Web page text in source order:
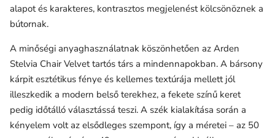
alapot és karakteres, kontrasztos megjelenést kölcsönöznek a
bútornak.
A minőségi anyaghasználatnak köszönhetően az Arden
Stelvia Chair Velvet tartós társ a mindennapokban. A bársony
kárpitesztétikus fénye és kellemes textúrája mellett jól
illeszkedik a modern belső terekhez, a fekete színű keret
pedig időtálló választássá teszi. A szék kialakítása során a
kényelem volt az elsődleges szempont, így a méretei – az 50